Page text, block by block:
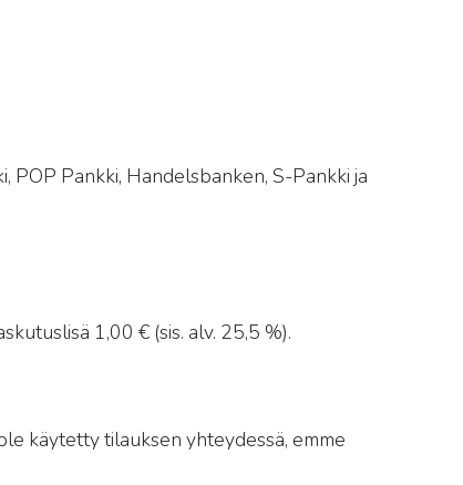
POP Pankki, Handelsbanken, S-Pankki ja
1,00 € (sis. alv. 25,5 %).
käytetty tilauksen yhteydessä, emme